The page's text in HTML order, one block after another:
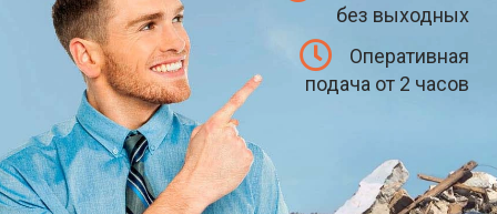
без выходных
Оперативная
подача от 2 часов